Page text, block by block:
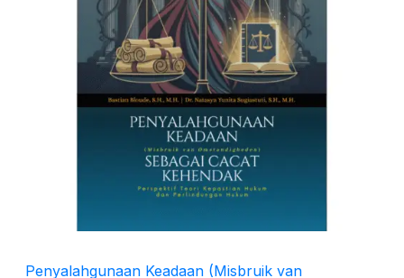
Penyalahgunaan Keadaan (Misbruik van